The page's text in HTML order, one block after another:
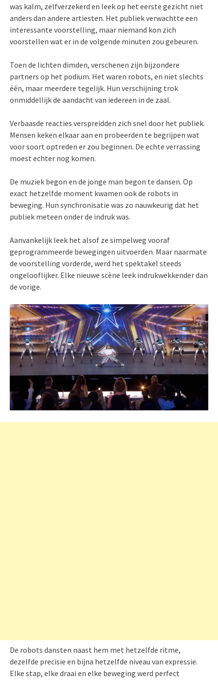
was kalm, zelfverzekerd en leek op het eerste gezicht niet
anders dan andere artiesten. Het publiek verwachtte een
interessante voorstelling, maar niemand kon zich
voorstellen wat er in de volgende minuten zou gebeuren.
Toen de lichten dimden, verschenen zijn bijzondere
partners op het podium. Het waren robots, en niet slechts
één, maar meerdere tegelijk. Hun verschijning trok
onmiddellijk de aandacht van iedereen in de zaal.
Verbaasde reacties verspreidden zich snel door het publiek.
Mensen keken elkaar aan en probeerden te begrijpen wat
voor soort optreden er zou beginnen. De echte verrassing
moest echter nog komen.
De muziek begon en de jonge man begon te dansen. Op
exact hetzelfde moment kwamen ook de robots in
beweging. Hun synchronisatie was zo nauwkeurig dat het
publiek meteen onder de indruk was.
Aanvankelijk leek het alsof ze simpelweg vooraf
geprogrammeerde bewegingen uitvoerden. Maar naarmate
de voorstelling vorderde, werd het spektakel steeds
ongelooflijker. Elke nieuwe scène leek indrukwekkender dan
de vorige.
De robots dansten naast hem met hetzelfde ritme,
dezelfde precisie en bijna hetzelfde niveau van expressie.
Elke stap, elke draai en elke beweging werd perfect